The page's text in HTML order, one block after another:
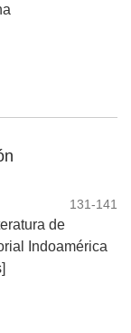
131-141
de
Indoamérica